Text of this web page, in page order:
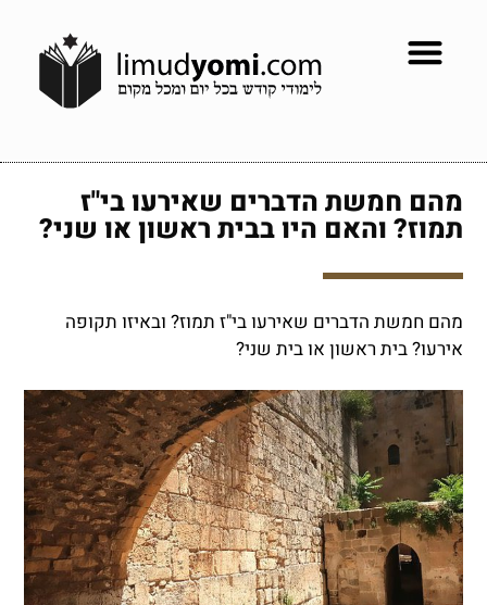
מהם חמשת הדברים שאירעו בי"ז
תמוז? והאם היו בבית ראשון או שני?
מהם חמשת הדברים שאירעו בי"ז תמוז? ובאיזו תקופה
אירעו? בית ראשון או בית שני?